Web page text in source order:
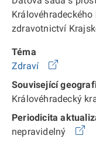
zdravotnictví
Téma
Zdraví
Související
Královéhradecký
Periodicita
nepravidelný